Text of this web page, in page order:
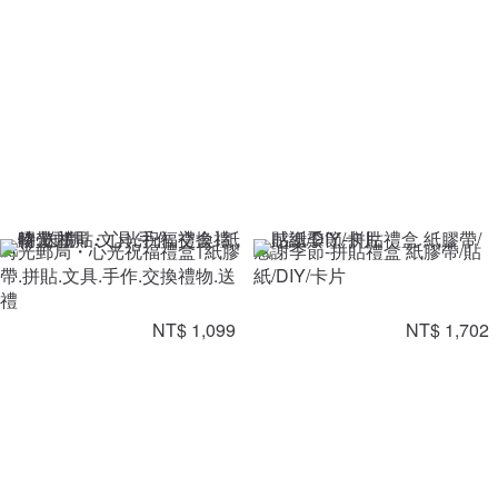
時光郵局・心光祝福禮盒∣ 紙膠
帶.拼貼.文具.手作.交換禮物.送
禮
NT$ 1,099
感謝季節-拼貼禮盒 紙膠帶/貼
紙/DIY/卡片
NT$ 1,702